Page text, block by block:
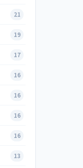
21
19
17
16
16
16
16
13